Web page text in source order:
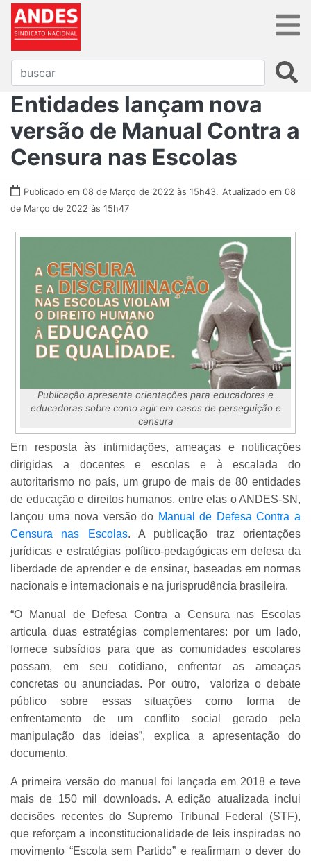
Entidades lançam nova
versão de Manual Contra a
Censura nas Escolas
Publicado em 08 de Março de 2022 às 15h43. Atualizado em 08
de Março de 2022 às 15h47
Publicação apresenta orientações para educadores e
educadoras sobre como agir em casos de perseguição e
censura
Em resposta às intimidações, ameaças e notificações
dirigidas a docentes e escolas e à escalada do
autoritarismo no país, um grupo de mais de 80 entidades
de educação e direitos humanos, entre elas o ANDES-SN,
lançou uma nova versão do Manual de Defesa Contra a
Censura nas Escolas. A publicação traz orientações
jurídicas e estratégias político-pedagógicas em defesa da
liberdade de aprender e de ensinar, baseadas em normas
nacionais e internacionais e na jurisprudência brasileira.
“O Manual de Defesa Contra a Censura nas Escolas
articula duas estratégias complementares: por um lado,
fornece subsídios para que as comunidades escolares
possam, em seu cotidiano, enfrentar as ameaças
concretas ou anunciadas. Por outro, valoriza o debate
público sobre essas situações como forma de
enfrentamento de um conflito social gerado pela
manipulação das ideias”, explica a apresentação do
documento.
A primeira versão do manual foi lançada em 2018 e teve
mais de 150 mil downloads. A edição atualizada inclui
decisões recentes do Supremo Tribunal Federal (STF),
que reforçam a inconstitucionalidade de leis inspiradas no
movimento “Escola sem Partido” e reafirmam o dever do